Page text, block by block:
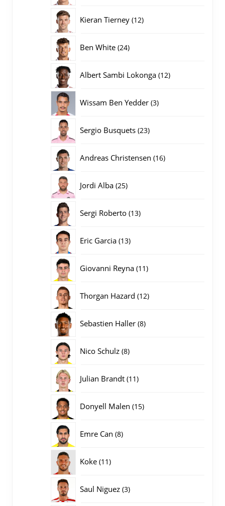
Kieran Tierney 1212
Ben White 2424
Albert Sambi Lokonga 1212
Wissam Ben Yedder 33
Sergio Busquets 2323
Andreas Christensen 1616
Jordi Alba 2525
Sergi Roberto 1313
Eric Garcia 1313
Giovanni Reyna 1111
Thorgan Hazard 1212
Sebastien Haller 88
Nico Schulz 88
Julian Brandt 1111
Donyell Malen 1515
Emre Can 88
Koke 1111
Saul Niguez 33